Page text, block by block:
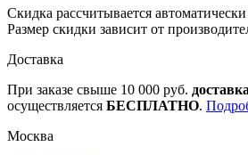
Скидка рассчитывается
Размер скидки зависит от
Доставка
При заказе свыше 10 000 руб.
осуществляется БЕСПЛАТНО.
Москва